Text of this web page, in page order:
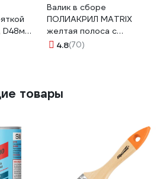
Валик в сборе
ПОЛИАКРИЛ MATRIX
желтая полоса с
двухком.руч., 180мм, ворс
4.8(70)
товары